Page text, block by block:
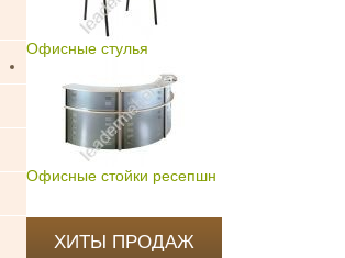
Офисные стулья
Офисные стойки ресепшн
ХИТЫ ПРОДАЖ